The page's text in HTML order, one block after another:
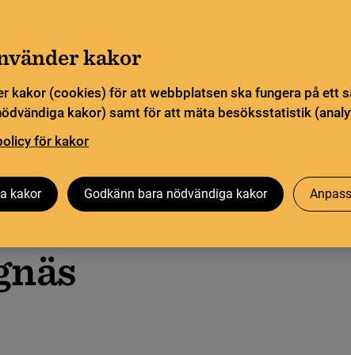
kakor
kakor (cookies) för att webbplatsen ska fungera på ett
kakor) samt för att mäta besöksstatistik
för kakor
kakor Godkänn bara nödvändiga kakor
Pliktleverans och ISBN Söktjänster
Besök oss